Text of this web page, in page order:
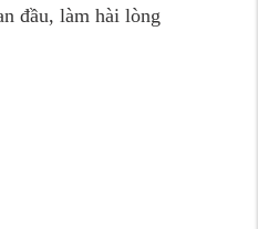
đầu, làm hài lòng